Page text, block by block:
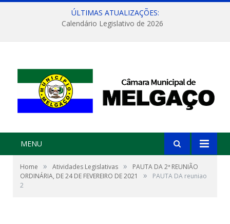
ÚLTIMAS ATUALIZAÇÕES:
Calendário Legislativo de 2026
MENU
Home » Atividades Legislativas »
PAUTA DA 2ª REUNIÃO
ORDINÁRIA, DE 24 DE FEVEREIRO DE 2021
»
PAUTA DA reuniao
2